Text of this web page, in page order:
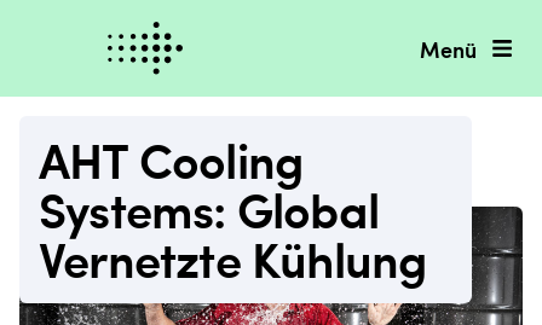
Menü
AHT Cooling
Systems: Global
Vernetzte Kühlung